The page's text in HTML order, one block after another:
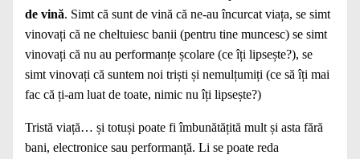
de vină. Simt că sunt de vină că ne-au încurcat viața, se simt
vinovați că ne cheltuiesc banii (pentru tine muncesc) se simt
vinovați că nu au performanțe școlare (ce îți lipsește?), se
simt vinovați că suntem noi triști și nemulțumiți (ce să îți mai
fac că ți-am luat de toate, nimic nu îți lipsește?)
Tristă viață… și totuși poate fi îmbunătățită mult și asta fără
bani, electronice sau performanță. Li se poate reda